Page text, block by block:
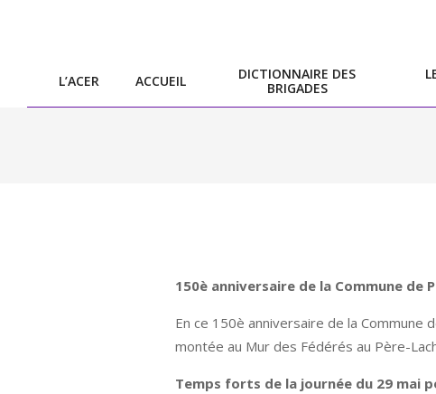
L’ACER ACCUEIL
DICTIONNAIRE DES
BRIGADES
150è anniversaire de la Commune de
En ce 150è anniversaire de la Commune
montée au Mur des Fédérés au Père-
Temps forts de la journée du 29 mai